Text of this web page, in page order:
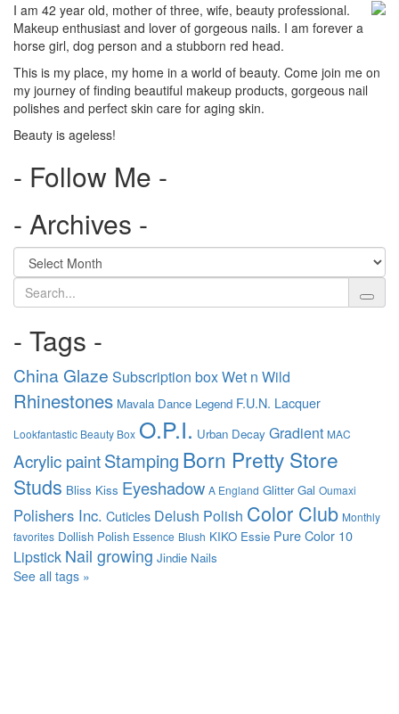
I am 42 year old, mother of three, wife, beauty professional.
Makeup enthusiast and lover of gorgeous nails. I am forever a
horse girl, dog person and a stubborn red head.
This is my place, my home in a world of beauty. Come join me on
my journey of finding beautiful makeup products, gorgeous nail
polishes and perfect skin care for aging skin.
Beauty is ageless!
- Follow Me -
- Archives -
Search
- Tags -
China Glaze Subscription boxWet n Wild
Rhinestones Mavala Dance Legend F.U.N. Lacquer
Lookfantastic Beauty Box O.P.I. Urban Decay Gradient MAC
Acrylic paintStamping Born Pretty Store
Studs Bliss Kiss Eyeshadow A England Glitter Gal Oumaxi
Polishers Inc. Cuticles Delush Polish Color Club Monthly
favorites Dollish Polish Essence Blush KIKO Essie Pure Color 10
Lipstick Nail growing Jindie Nails
See all tags »